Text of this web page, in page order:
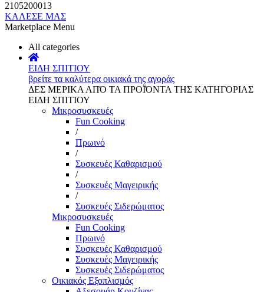
2105200013
ΚΑΛΕΣΕ ΜΑΣ
Marketplace Menu
All categories
ΕΙΔΗ ΣΠΙΤΙΟΥ
βρείτε τα καλύτερα οικιακά της αγοράς
ΔΕΣ ΜΕΡΙΚΑ ΑΠΌ ΤΑ ΠΡΟΪΌΝΤΑ ΤΗΣ ΚΑΤΗΓΟΡΙΑΣ
ΕΙΔΗ ΣΠΙΤΙΟΥ
Μικροσυσκευές
Fun Cooking
/
Πρωινό
/
Συσκευές Καθαρισμού
/
Συσκευές Μαγειρικής
/
Συσκευές Σιδερώματος
Μικροσυσκευές
Fun Cooking
Πρωινό
Συσκευές Καθαρισμού
Συσκευές Μαγειρικής
Συσκευές Σιδερώματος
Οικιακός Εξοπλισμός